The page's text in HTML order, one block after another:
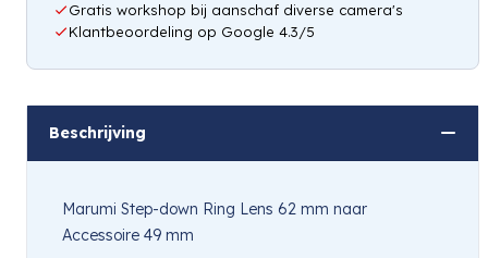
Gratis workshop bij aanschaf diverse camera's
Klantbeoordeling op Google 4.3/5
Beschrijving
Marumi Step-down Ring Lens 62 mm naar
Accessoire 49 mm